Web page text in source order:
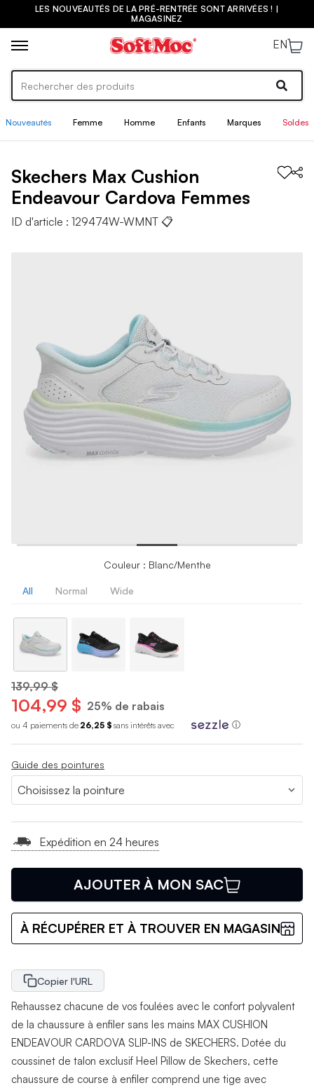
LES NOUVEAUTÉS DE LA PRÉ-RENTRÉE SONT ARRIVÉES ! |
MAGASINEZ
EN
Nouveautés Femme Homme Enfants Marques Soldes
Skechers Max Cushion
Endeavour Cardova Femmes
ID d'article : 129474W-WMNT 📋
Couleur : Blanc/Menthe
All Normal Wide
139,99 $
104,99 $ 25% de rabais
ou 4 paiements de 26,25 $ sans intérêts avec ⓘ
Guide des pointures
Expédition en 24 heures
AJOUTER À MON SAC
À RÉCUPÉRER ET À TROUVER EN MAGASIN
Copier l'URL
Rehaussez chacune de vos foulées avec le confort polyvalent
de la chaussure à enfiler sans les mains MAX CUSHION
ENDEAVOUR CARDOVA SLIP-INS de SKECHERS. Dotée du
coussinet de talon exclusif Heel Pillow de Skechers, cette
chaussure de course à enfiler comprend une tige avec